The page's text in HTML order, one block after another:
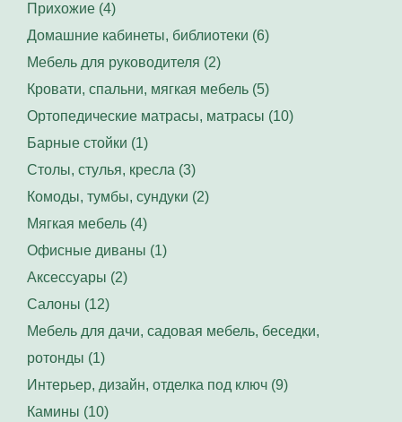
Прихожие (4)
Домашние кабинеты, библиотеки (6)
Мебель для руководителя (2)
Кровати, спальни, мягкая мебель (5)
Ортопедические матрасы, матрасы (10)
Барные стойки (1)
Столы, стулья, кресла (3)
Комоды, тумбы, сундуки (2)
Мягкая мебель (4)
Офисные диваны (1)
Аксессуары (2)
Салоны (12)
Мебель для дачи, садовая мебель, беседки,
ротонды (1)
Интерьер, дизайн, отделка под ключ (9)
Камины (10)